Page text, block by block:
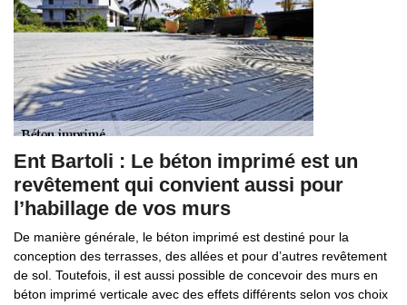
Ent Bartoli : Le béton imprimé est un
revêtement qui convient aussi pour
l’habillage de vos murs
De manière générale, le béton imprimé est destiné pour la
conception des terrasses, des allées et pour d’autres revêtement
de sol. Toutefois, il est aussi possible de concevoir des murs en
béton imprimé verticale avec des effets différents selon vos choix